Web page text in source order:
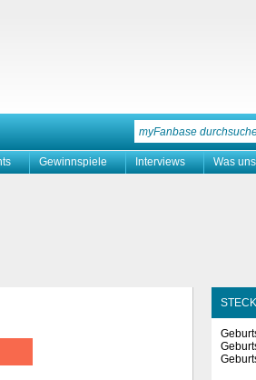
Gewinnspiele Interviews Was